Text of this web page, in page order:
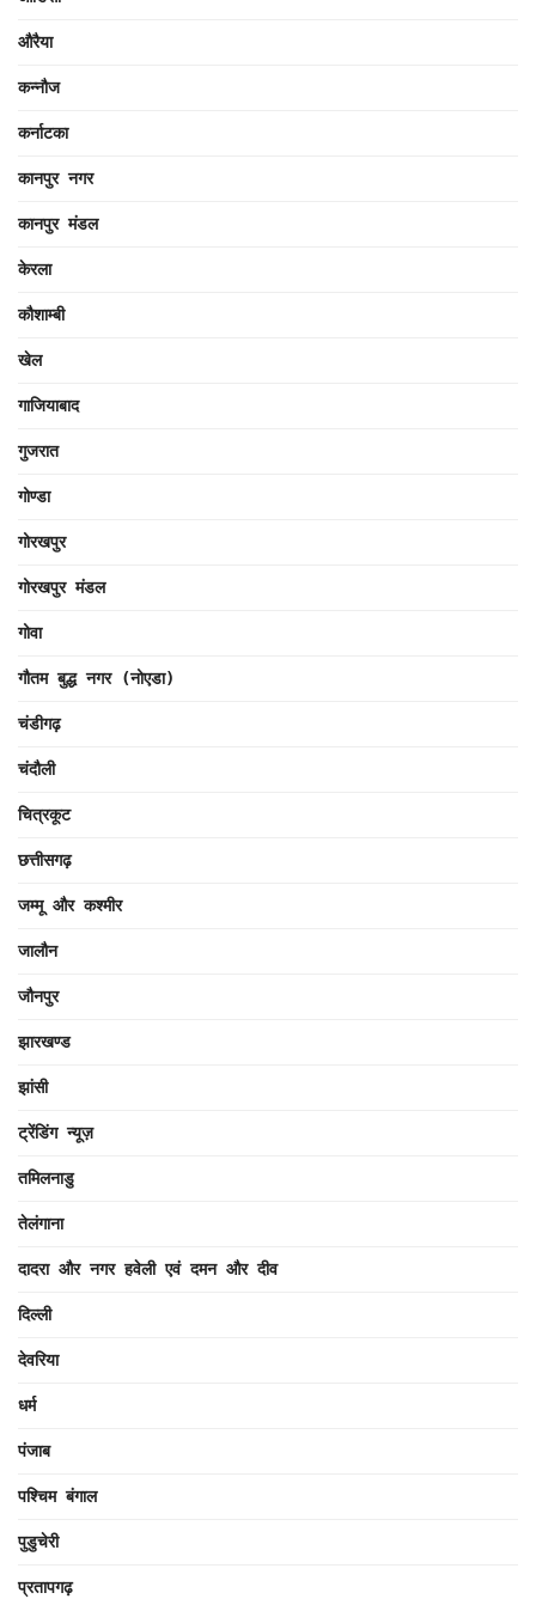
औरैया
कन्नौज
कर्नाटका
कानपुर नगर
कानपुर मंडल
केरला
कौशाम्बी
खेल
गाजियाबाद
गुजरात
गोण्डा
गोरखपुर
गोरखपुर मंडल
गोवा
गौतम बुद्ध नगर (नोएडा)
चंडीगढ़
चंदौली
चित्रकूट
छत्तीसगढ़
जम्मू और कश्मीर
जालौन
जौनपुर
झारखण्ड
झांसी
ट्रेंडिंग न्यूज़
तमिलनाडु
तेलंगाना
दादरा और नगर हवेली एवं दमन और दीव
दिल्ली
देवरिया
धर्म
पंजाब
पश्चिम बंगाल
पुडुचेरी
प्रतापगढ़